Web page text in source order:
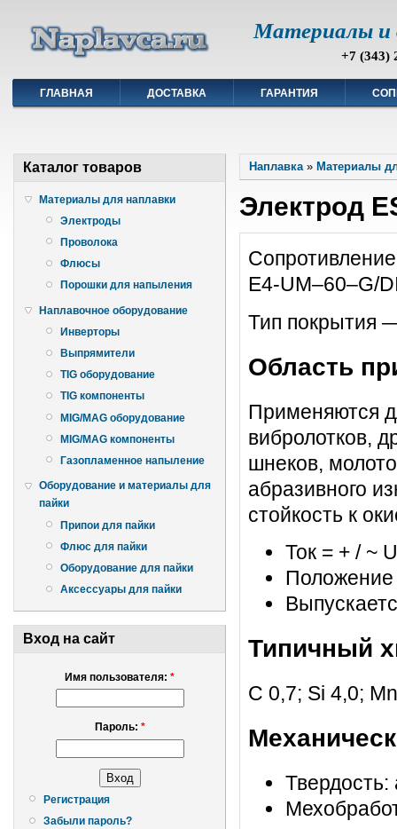
Материалы и
+7 (343)
ГЛАВНАЯ ДОСТАВКА ГАРАНТИЯ
Каталог товаров
Материалы для наплавки
Электроды
Проволока
Флюсы
Порошки для напыления
Наплавочное оборудование
Инверторы
Выпрямители
TIG оборудование
TIG компоненты
MIG/MAG оборудование
MIG/MAG компоненты
Газопламенное напыление
Оборудование и материалы для
пайки
Припои для пайки
Флюс для пайки
Оборудование для пайки
Аксессуары для пайки
Вход на сайт
Имя пользователя: *
Пароль: *
Регистрация
Забыли пароль?
Наплавка» Материалы
Электрод
E4-UM–60–G/
Тип покрытия
Область
Применяются
вибролотков,
шнеков,
абразивного
стойкость к
Ток = + / ~
Положение
Типичный
С 0,7; Si 4,0;